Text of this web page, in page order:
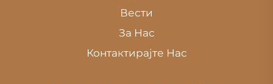
Вести
За Нас
Контактирајте Нас